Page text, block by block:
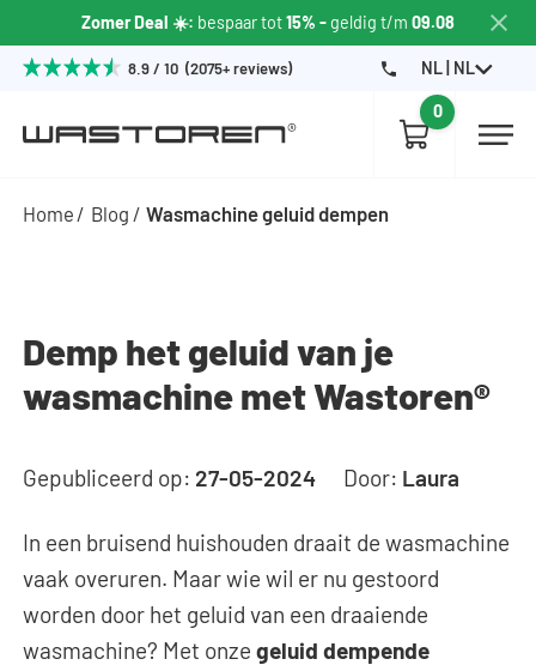
Zomer Deal ☀️: bespaar tot15% -geldig t/m 09.08
8.9 / 10 (2075+ reviews) NL | NL
0
Home Blog Wasmachine geluid dempen
Demp het geluid van je
wasmachine met Wastoren®
Gepubliceerd op: 27-05-2024 Door: Laura
In een bruisend huishouden draait de wasmachine
vaak overuren. Maar wie wil er nu gestoord
worden door het geluid van een draaiende
wasmachine? Met onzegeluid dempende